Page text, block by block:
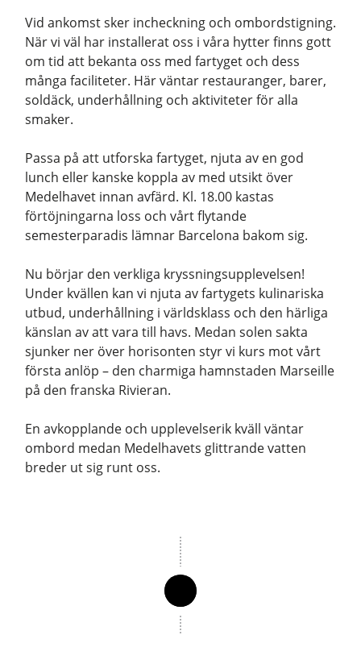
Vid ankomst sker incheckning och ombordstigning.
När vi väl har installerat oss i våra hytter finns gott
om tid att bekanta oss med fartyget och dess
många faciliteter. Här väntar restauranger, barer,
soldäck, underhållning och aktiviteter för alla
smaker.
Passa på att utforska fartyget, njuta av en god
lunch eller kanske koppla av med utsikt över
Medelhavet innan avfärd. Kl. 18.00 kastas
förtöjningarna loss och vårt flytande
semesterparadis lämnar Barcelona bakom sig.
Nu börjar den verkliga kryssningsupplevelsen!
Under kvällen kan vi njuta av fartygets kulinariska
utbud, underhållning i världsklass och den härliga
känslan av att vara till havs. Medan solen sakta
sjunker ner över horisonten styr vi kurs mot vårt
första anlöp – den charmiga hamnstaden Marseille
på den franska Rivieran.
En avkopplande och upplevelserik kväll väntar
ombord medan Medelhavets glittrande vatten
breder ut sig runt oss.